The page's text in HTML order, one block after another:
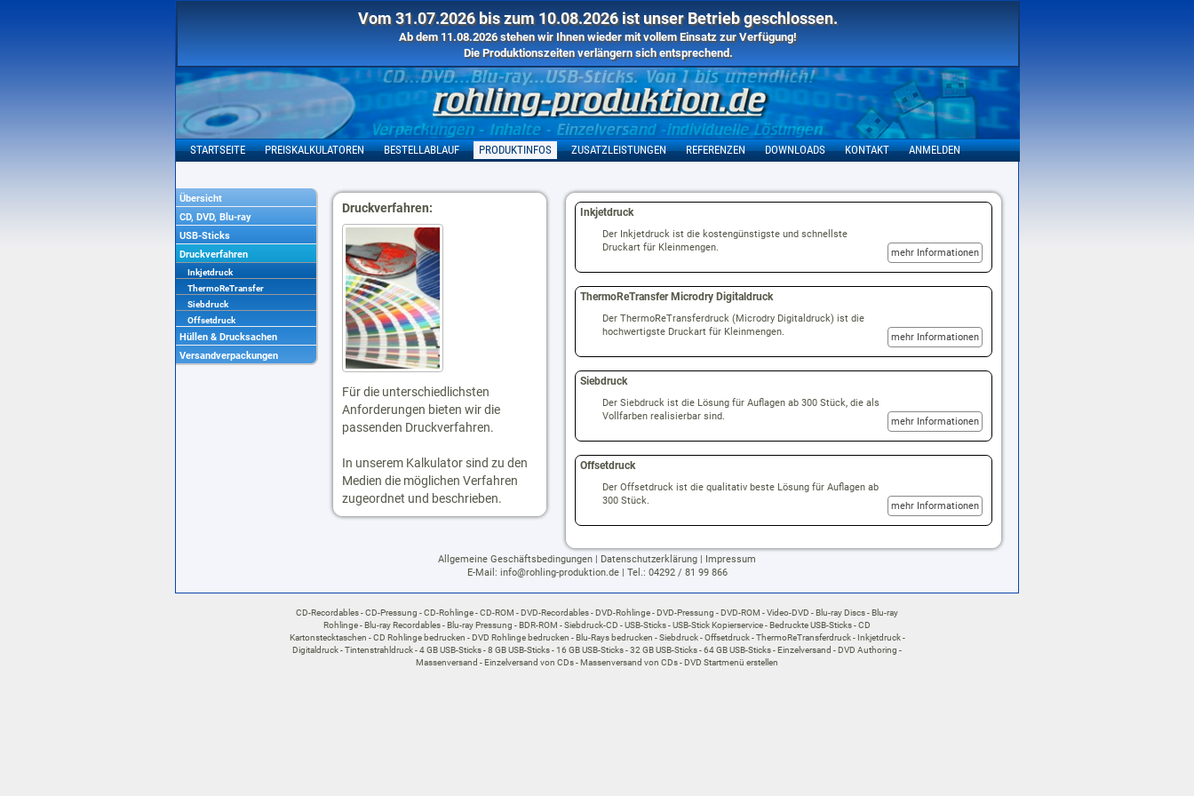
Vom 31.07.2026 bis zum 10.08.2026 ist unser Betrieb geschlossen.
Ab dem 11.08.2026 stehen wir Ihnen wieder mit vollem Einsatz zur Verfügung!
Die Produktionszeiten verlängern sich entsprechend.
STARTSEITE PREISKALKULATOREN BESTELLABLAUF PRODUKTINFOS ZUSATZLEISTUNGEN REFERENZEN DOWNLOADS KONTAKT ANMELDEN
Übersicht
CD, DVD, Blu-ray
USB-Sticks
Druckverfahren
Inkjetdruck
ThermoReTransfer
Siebdruck
Offsetdruck
Hüllen & Drucksachen
Versandverpackungen
Druckverfahren:
Für die unterschiedlichsten
Anforderungen bieten wir die
passenden Druckverfahren.
In unserem Kalkulator sind zu den
Medien die möglichen Verfahren
zugeordnet und beschrieben.
Inkjetdruck
Der Inkjetdruck ist die kostengünstigste und schnellste
Druckart für Kleinmengen.
mehr Informationen
ThermoReTransfer Microdry Digitaldruck
Der ThermoReTransferdruck (Microdry Digitaldruck) ist die
hochwertigste Druckart für Kleinmengen.
mehr Informationen
Siebdruck
Der Siebdruck ist die Lösung für Auflagen ab 300 Stück, die als
Vollfarben realisierbar sind.
mehr Informationen
Offsetdruck
Der Offsetdruck ist die qualitativ beste Lösung für Auflagen ab
300 Stück.
mehr Informationen
Allgemeine Geschäftsbedingungen | Datenschutzerklärung | Impressum
E-Mail: info@rohling-produktion.de| Tel.: 04292 / 81 99 866
CD-Recordables CD-Pressung CD-Rohlinge CD-ROM DVD-Recordables DVD-Rohlinge DVD-Pressung DVD-ROM Video-DVD Blu-ray Discs
Blu-ray
Rohlinge
Blu-ray Recordables Blu-ray Pressung BDR-ROM Siebdruck-CD USB-Sticks USB-Stick Kopierservice Bedruckte USB-Sticks
CD
Kartonstecktaschen
CD Rohlinge bedrucken DVD Rohlinge bedrucken Blu-Rays bedrucken Siebdruck Offsetdruck ThermoReTransferdruck
Inkjetdruck
Digitaldruck
Tintenstrahldruck 4 GB USB-Sticks 8 GB USB-Sticks 16 GB USB-Sticks 32 GB USB-Sticks 64 GB USB-Sticks Einzelversand
DVD Authoring
Massenversand
Einzelversand von CDs Massenversand von CDs DVD Startmenü erstellen